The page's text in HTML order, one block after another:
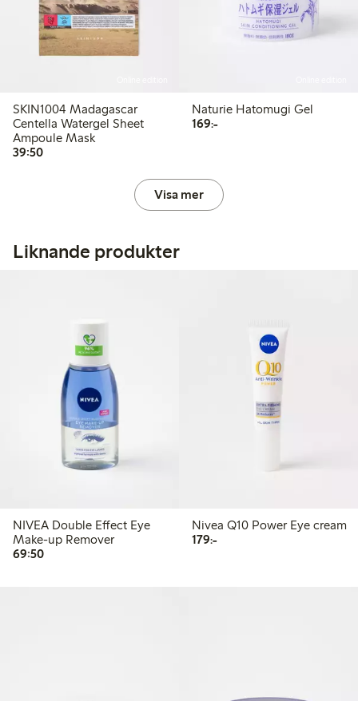
SKIN1004 Madagascar
Centella Watergel Sheet
Ampoule Mask
39:5039,50 kr
Naturie Hatomugi Gel
169:-169,00 kr
Visa mer
Liknande produkter
NIVEA Double Effect Eye
Make-up Remover
69:5069,50 kr
Nivea Q10 Power Eye cream
179:-179,00 kr